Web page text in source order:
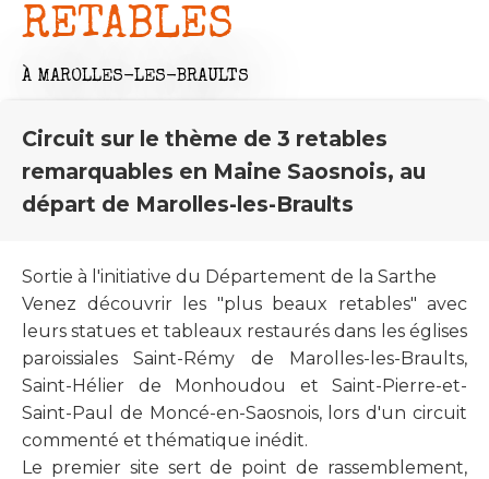
RETABLES
À MAROLLES-LES-BRAULTS
Circuit sur le thème de 3 retables
remarquables en Maine Saosnois, au
départ de Marolles-les-Braults
Sortie à l'initiative du Département de la Sarthe
Venez découvrir les "plus beaux retables" avec
leurs statues et tableaux restaurés dans les églises
paroissiales Saint-Rémy de Marolles-les-Braults,
Saint-Hélier de Monhoudou et Saint-Pierre-et-
Saint-Paul de Moncé-en-Saosnois, lors d'un circuit
commenté et thématique inédit.
Le premier site sert de point de rassemblement,